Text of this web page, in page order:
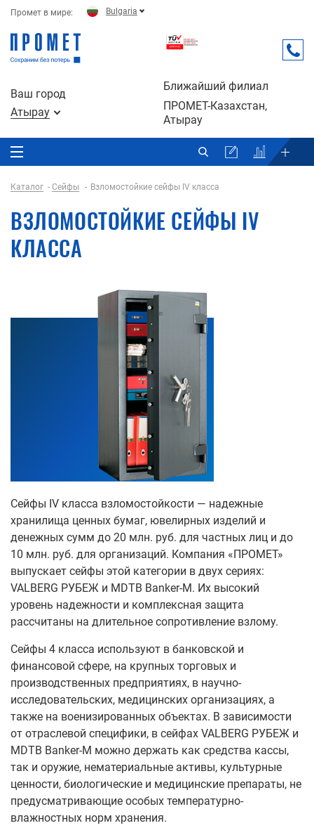
Промет в мире: Bulgaria
Ваш город
Атырау
Ближайший филиал
ПРОМЕТ-Казахстан,
Атырау
Каталог Сейфы Взломостойкие сейфы IV класса
ВЗЛОМОСТОЙКИЕ СЕЙФЫ IV
КЛАССА
Сейфы IV класса взломостойкости — надежные
хранилища ценных бумаг, ювелирных изделий и
денежных сумм до 20 млн. руб. для частных лиц и до
10 млн. руб. для организаций. Компания «ПРОМЕТ»
выпускает сейфы этой категории в двух сериях:
VALBERG РУБЕЖ и MDTB Banker-M. Их высокий
уровень надежности и комплексная защита
рассчитаны на длительное сопротивление взлому.
Сейфы 4 класса используют в банковской и
финансовой сфере, на крупных торговых и
производственных предприятиях, в научно-
исследовательских, медицинских организациях, а
также на военизированных объектах. В зависимости
от отраслевой специфики, в сейфах VALBERG РУБЕЖ и
MDTB Banker-M можно держать как средства кассы,
так и оружие, нематериальные активы, культурные
ценности, биологические и медицинские препараты, не
предусматривающие особых температурно-
влажностных норм хранения.